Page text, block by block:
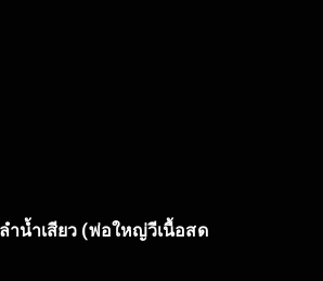
น้ำเสียว (พ่อใหญ่วีเนื้อสด